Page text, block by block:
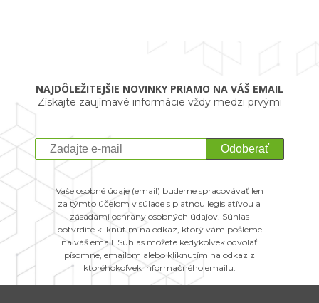
NAJDÔLEŽITEJŠIE NOVINKY PRIAMO NA VÁŠ EMAIL
Získajte zaujímavé informácie vždy medzi prvými
Odoberať
Vaše osobné údaje (email) budeme spracovávať len
za týmto účelom v súlade s platnou legislatívou a
zásadami ochrany osobných údajov. Súhlas
potvrdíte kliknutím na odkaz, ktorý vám pošleme
na váš email. Súhlas môžete kedykoľvek odvolať
písomne, emailom alebo kliknutím na odkaz z
ktoréhokoľvek informačného emailu.